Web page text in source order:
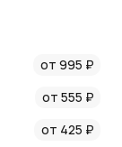
от 995 ₽
от 555 ₽
от 425 ₽